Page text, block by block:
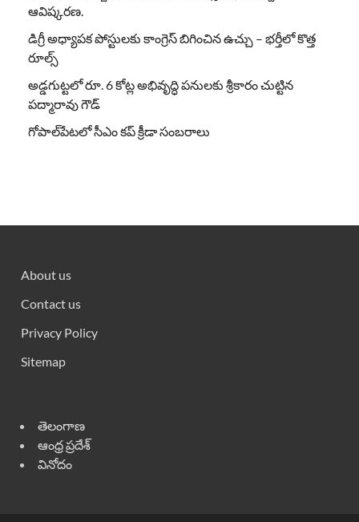
ఆవిష్కరణ.
డిగ్రీ అధ్యాపక పోస్టులకు కాంగ్రెస్ బిగించిన ఉచ్చు – భర్తీలో కొత్త
రూల్స్
అడ్డగుట్టలో రూ. 6 కోట్ల అభివృద్ధి పనులకు శ్రీకారం చుట్టిన
పద్మారావు గౌడ్
గోపాల్‌పేటలో సీఎం కప్ క్రీడా సంబరాలు
About us
Contact us
Privacy Policy
Sitemap
తెలంగాణ
ఆంధ్ర ప్రదేశ్
వినోదం